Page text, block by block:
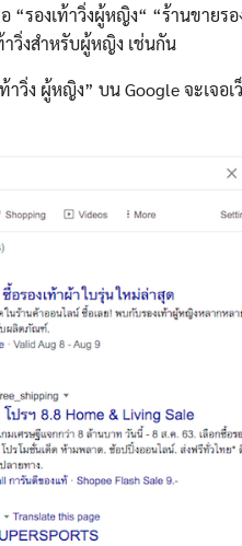
“รองเท้าวิ่งผู้หญิง“ “ร้านขายร
าวิ่งสำหรับผู้หญิง เช่นกัน
าวิ่ง ผู้หญิง” บน Google จะเจอเ